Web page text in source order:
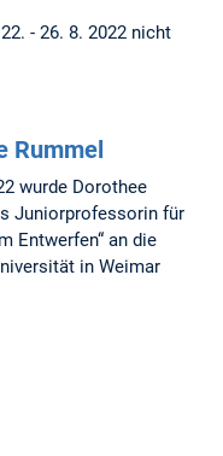
- 26. 8. 2022 nicht
Rummel
wurde Dorothee
Juniorprofessorin für
Entwerfen“ an die
in Weimar